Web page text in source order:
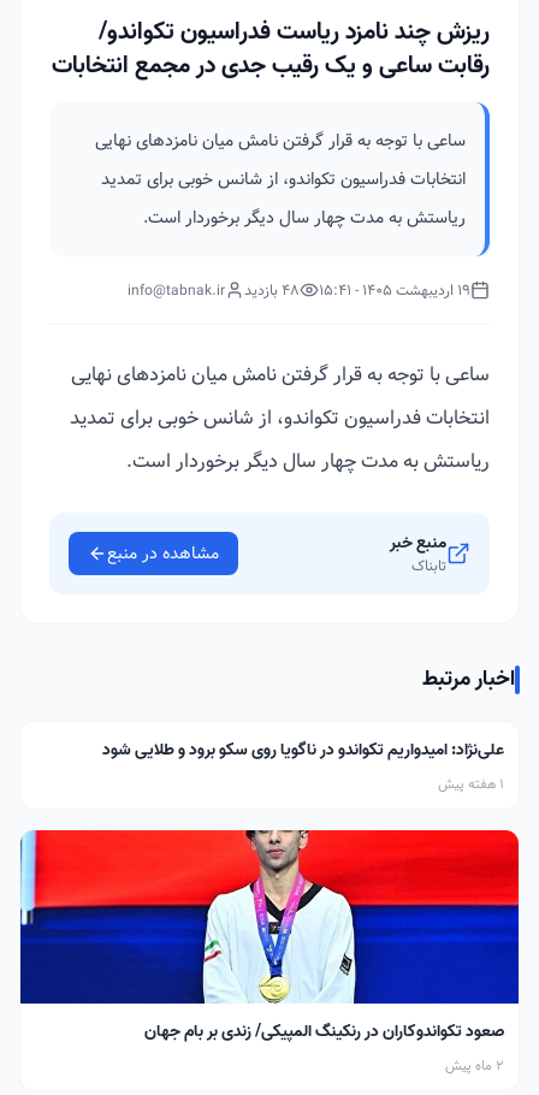
ریزش چند نامزد ریاست فدراسیون تکواندو/
رقابت ساعی و یک رقیب جدی در مجمع انتخابات
ساعی با توجه به قرار گرفتن نامش میان نامزدهای نهایی
انتخابات فدراسیون تکواندو، از شانس خوبی برای تمدید
ریاستش به مدت چهار سال دیگر برخوردار است.
19 اردیبهشت 1405 - 15:41 48 بازدید info@tabnak.ir
ساعی با توجه به قرار گرفتن نامش میان نامزدهای نهایی
انتخابات فدراسیون تکواندو، از شانس خوبی برای تمدید
ریاستش به مدت چهار سال دیگر برخوردار است.
منبع خبر
تابناک مشاهده در منبع
اخبار مرتبط
علی‌نژاد: امیدواریم تکواندو در ناگویا روی سکو برود و طلایی شود
1 هفته پیش
صعود تکواندوکاران در رنکینگ المپیکی/ زندی بر بام جهان
2 ماه پیش